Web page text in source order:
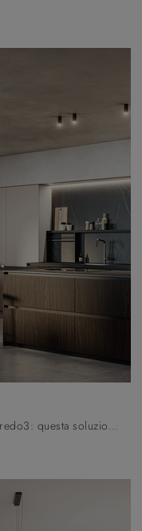
Scopri di più sulla cucina Kalì 04 di Arredo3: questa soluzione in laminato sarà l'acquisto ideale per te!